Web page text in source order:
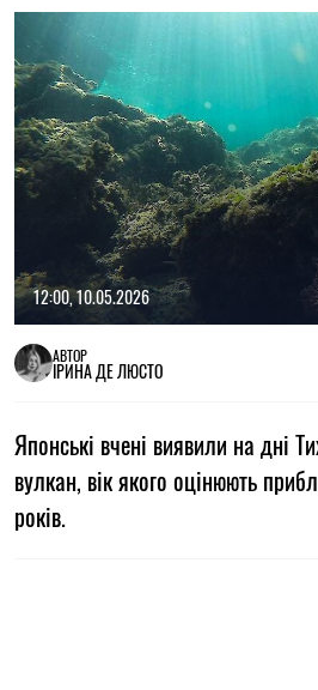
12:00, 10.05.2026
АВТОР
ІРИНА ДЕ ЛЮСТО
Японські вчені виявили на дні
вулкан, вік якого оцінюють
років.